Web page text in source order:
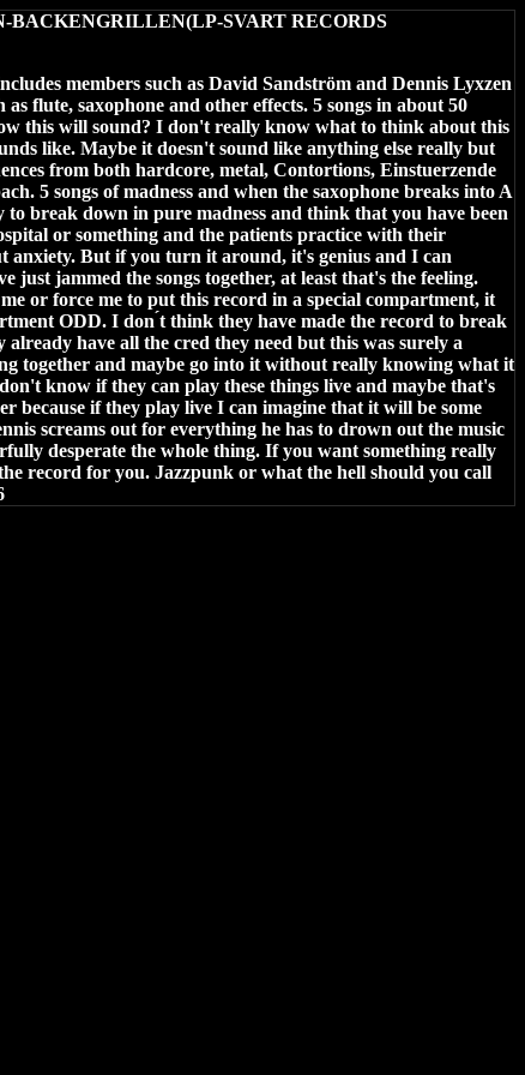
BACKENGRILLEN(LP-SVART RECORDS
members such as David Sandström and Dennis Lyxzen
as flute, saxophone and other effects. 5 songs in about 50
this will sound? I don't really know what to think about this
like. Maybe it doesn't sound like anything else really but
from both hardcore, metal, Contortions, Einstuerzende
5 songs of madness and when the saxophone breaks into A
to break down in pure madness and think that you have been
or something and the patients practice with their
anxiety. But if you turn it around, it's genius and I can
just jammed the songs together, at least that's the feeling.
or force me to put this record in a special compartment, it
ODD. I don ́t think they have made the record to break
already have all the cred they need but this was surely a
together and maybe go into it without really knowing what it
know if they can play these things live and maybe that's
because if they play live I can imagine that it will be some
screams out for everything he has to drown out the music
desperate the whole thing. If you want something really
record for you. Jazzpunk or what the hell should you call